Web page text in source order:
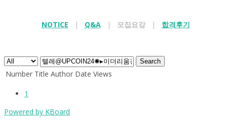
NOTICE | Q&A | 모집요강 | 합격후기
Search
Number Title Author Date Views
1
Powered by KBoard